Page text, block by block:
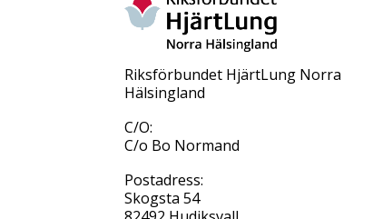
Riksförbundet HjärtLung Norra
Hälsingland
C/O:
C/o Bo Normand
Postadress:
Skogsta 54